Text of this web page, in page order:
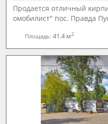
Продается отличный
омобилист" пос. Правда
Площадь:41.4 м2